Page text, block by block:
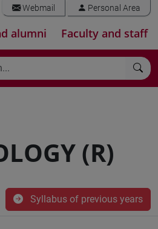
Webmail Personal Area
alumni Faculty and staff
(R)
Syllabus of previous years